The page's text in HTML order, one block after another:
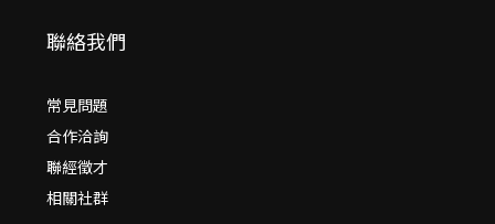
聯絡我們
常見問題
合作洽詢
聯經徵才
相關社群